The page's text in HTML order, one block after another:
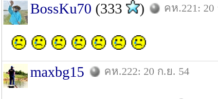
BossKu70 (333 ) คห.221: 20
maxbg15 คห.222: 20 ก.ย. 54